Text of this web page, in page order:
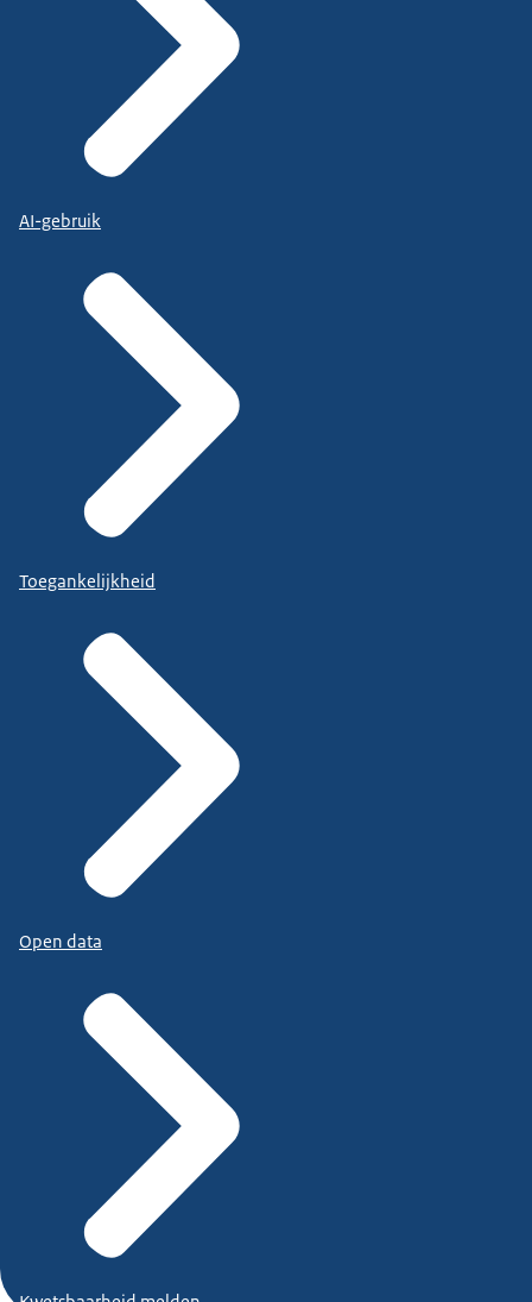
AI-gebruik
Toegankelijkheid
Open data